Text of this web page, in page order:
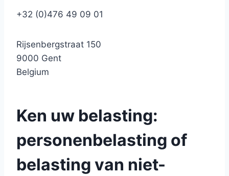
+32 (0)476 49 09 01
Rijsenbergstraat 150
9000 Gent
Belgium
Ken uw belasting:
personenbelasting of
belasting van niet-